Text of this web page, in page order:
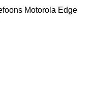
Motorola Edge